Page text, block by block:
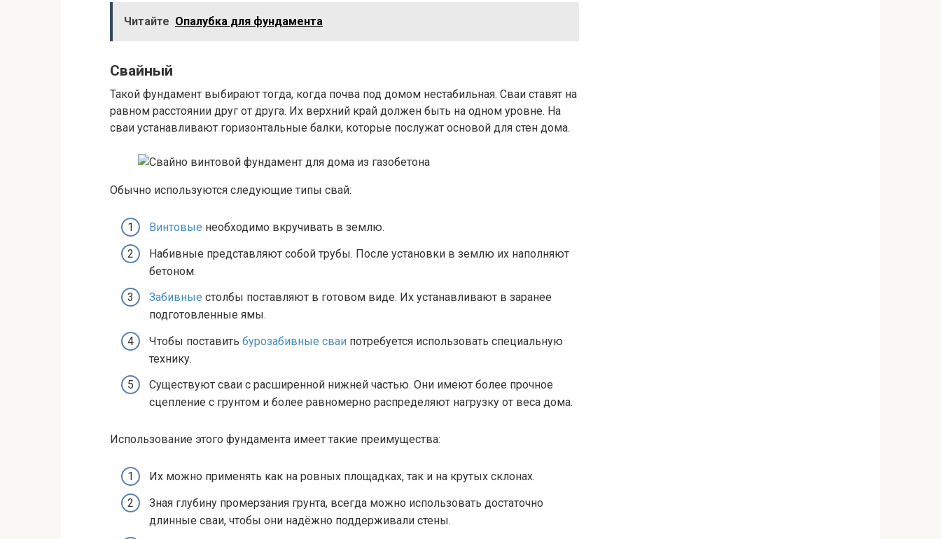
Читайте Опалубка для фундамента
Свайный
Такой фундамент выбирают тогда, когда почва под домом нестабильная. Сваи ставят на
равном расстоянии друг от друга. Их верхний край должен быть на одном уровне. На
сваи устанавливают горизонтальные балки, которые послужат основой для стен дома.
Обычно используются следующие типы свай:
Винтовые необходимо вкручивать в землю.
Набивные представляют собой трубы. После установки в землю их наполняют
бетоном.
Забивные столбы поставляют в готовом виде. Их устанавливают в заранее
подготовленные ямы.
Чтобы поставить бурозабивные сваи потребуется использовать специальную
технику.
Существуют сваи с расширенной нижней частью. Они имеют более прочное
сцепление с грунтом и более равномерно распределяют нагрузку от веса дома.
Использование этого фундамента имеет такие преимущества:
Их можно применять как на ровных площадках, так и на крутых склонах.
Зная глубину промерзания грунта, всегда можно использовать достаточно
длинные сваи, чтобы они надёжно поддерживали стены.